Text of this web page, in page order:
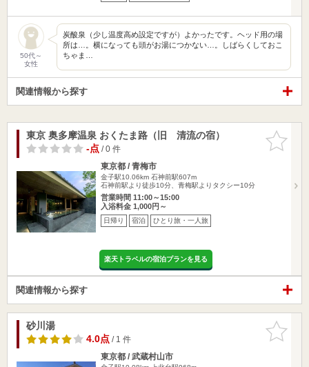
50代～
女性
炭酸泉（少し温度高め設定ですが）よかったです。ヘッド用の場
所は…。横になっても頭がお湯につかない…。しばらくしておこ
ちゃま…
関連情報から探す
お気に入
りに追加
東京 奥多摩温泉 おくたま路（旧 清流の宿）
-点/ 0 件
東京都 / 青梅市
金子駅10.06km 石神前駅607m
石神前駅より徒歩10分、青梅駅よりタクシー10分
営業時間 11:00～15:00
入浴料金 1,000円～
日帰り 宿泊 ひとり旅・一人旅
楽天トラベルの宿泊プランを見る
関連情報から探す
お気に入
りに追加
砂川湯
4.0点/ 1 件
東京都 / 武蔵村山市